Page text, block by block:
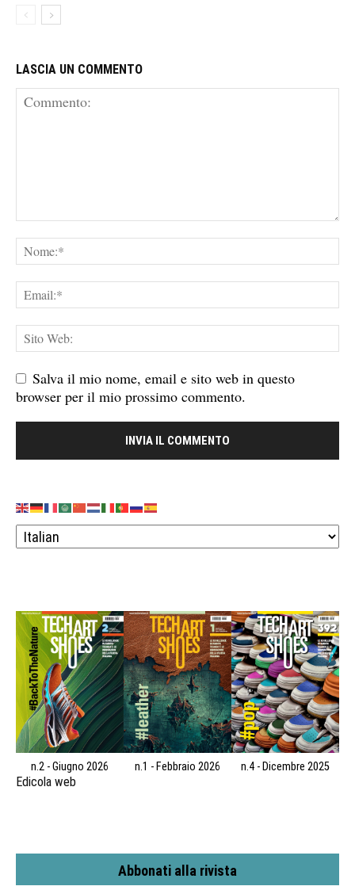
LASCIA UN COMMENTO
Salva il mio nome, email e sito web in questo
browser per il mio prossimo commento.
n.2 - Giugno 2026 n.1 - Febbraio 2026 n.4 - Dicembre 2025
Edicola web
Abbonati alla rivista